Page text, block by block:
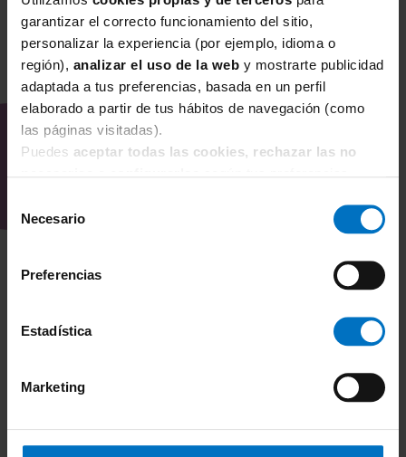
garantizar el correcto funcionamiento del sitio,
personalizar la experiencia (por ejemplo, idioma o
región), analizar el uso de la web y mostrarte publicidad
adaptada a tus preferencias, basada en un perfil
elaborado a partir de tus hábitos de navegación (como
las páginas visitadas).
Puedes aceptar todas las cookies, rechazar las no
Necesario
Preferencias
Estadística
Marketing
en unsujetador reductor sin arossúper
especial! Pruébalo, te encantará.
La talla francesa 100C se corresponde a
una talla europea 85C. Te en cuenta que
Anita destaca la talla europea.
OPINIONES DEL CLIENTE (2)/
DEJA TU OPINIÓN
CONDICIONES
100%
Todo
servicio